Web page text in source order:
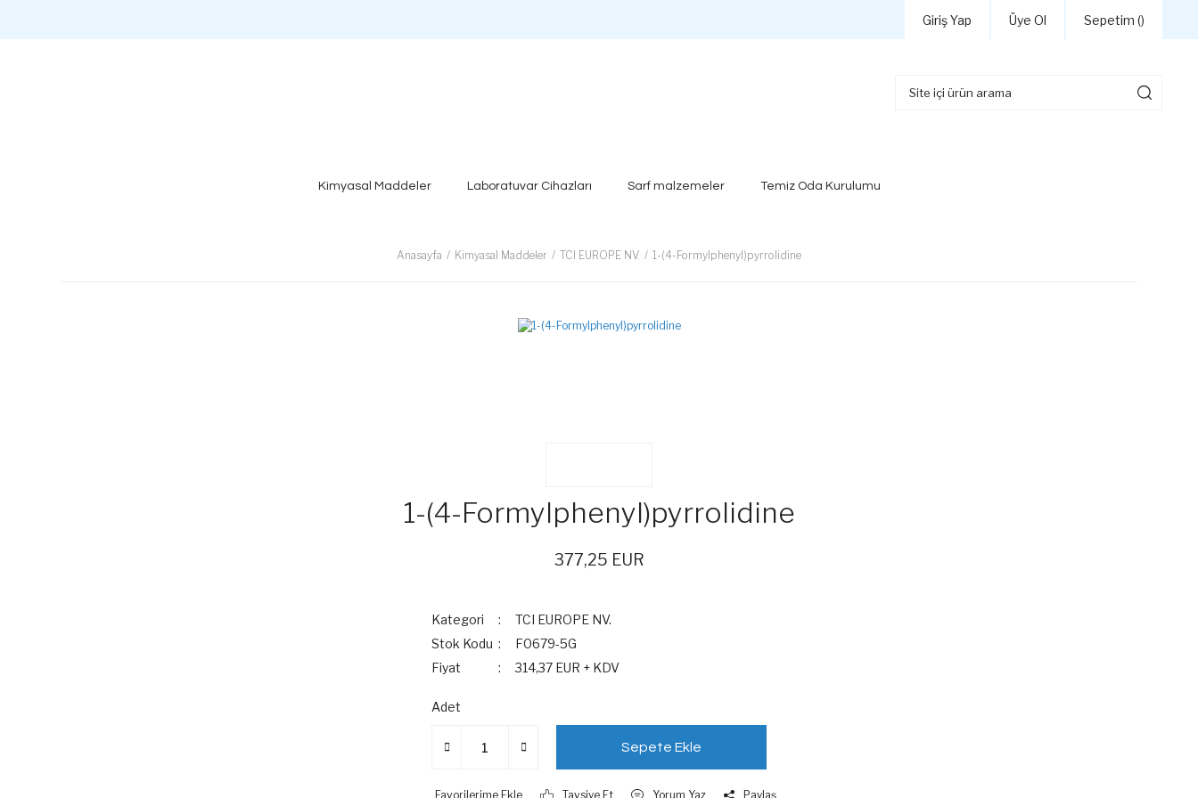
Giriş Yap Üye Ol Sepetim ()
Kimyasal Maddeler Laboratuvar Cihazları Sarf malzemeler Temiz Oda Kurulumu
Anasayfa Kimyasal Maddeler TCI EUROPE NV. 1-(4-Formylphenyl)pyrrolidine
1-(4-Formylphenyl)pyrrolidine
377,25 EUR
Kategori
TCI EUROPE NV.
Stok Kodu
F0679-5G
Fiyat
314,37 EUR + KDV
Adet
Sepete Ekle
Tavsiye Et Yorum Yaz Paylaş